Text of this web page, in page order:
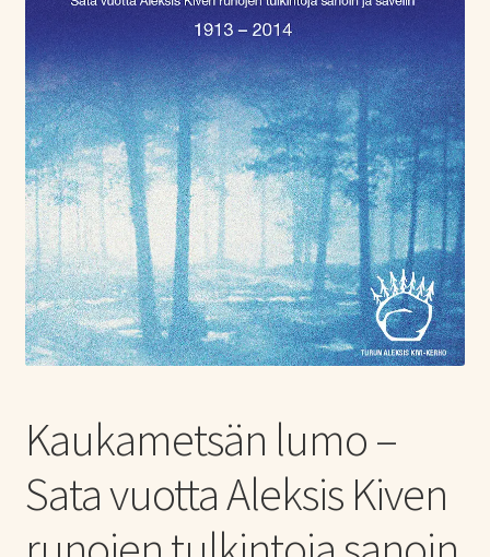
Tietoa meistä
Konserttiliput
tason
valikko
Kaukametsän lumo –
Sata vuotta Aleksis Kiven